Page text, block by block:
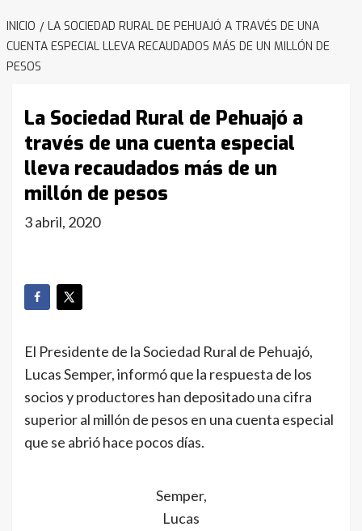
INICIO
LA SOCIEDAD RURAL DE PEHUAJÓ A TRAVÉS DE UNA
CUENTA ESPECIAL LLEVA RECAUDADOS MÁS DE UN MILLÓN DE
PESOS
La Sociedad Rural de Pehuajó a
través de una cuenta especial
lleva recaudados más de un
millón de pesos
3 abril, 2020
El Presidente de la Sociedad Rural de Pehuajó,
Lucas Semper, informó que la respuesta de los
socios y productores han depositado una cifra
superior al millón de pesos en una cuenta especial
que se abrió hace pocos días.
Semper,
Lucas